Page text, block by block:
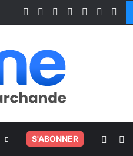
FacebookLinkedinYouTubeInstagram
Spotify
S'ABONNER Voir